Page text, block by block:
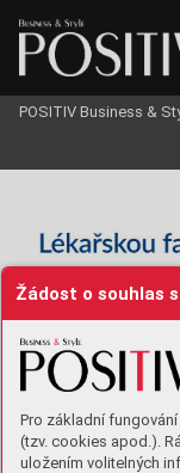
Žádost o souhlas
Pro základní
(tzv. cookies apod.).
uložením volitelných
POSITIV Business &